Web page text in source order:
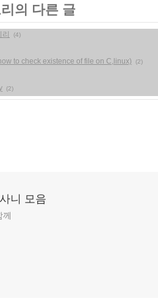
의 다른 글
(4)
to check existence of file on C,linux) (2)
(2)
니 모음
께